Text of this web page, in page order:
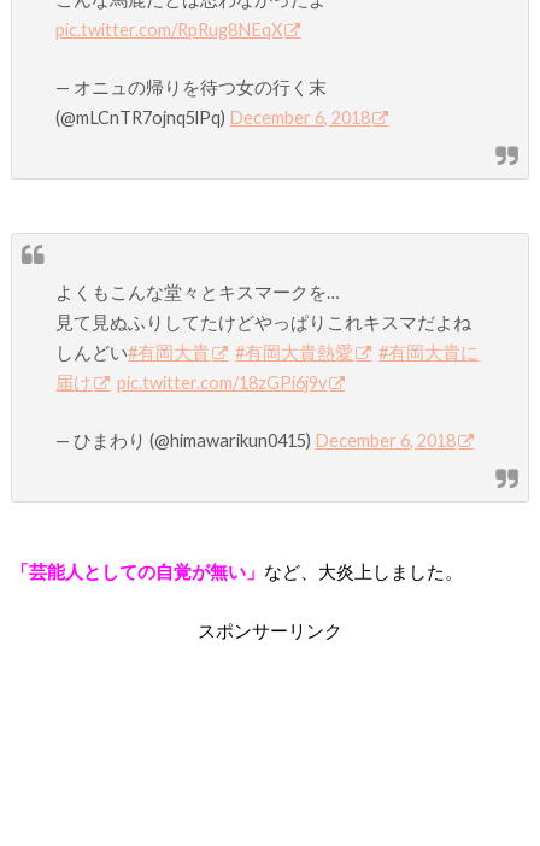
pic.twitter.com/RpRug8NEqX
— オニュの帰りを待つ女の行く末
(@mLCnTR7ojnq5lPq) December 6, 2018
よくもこんな堂々とキスマークを…
見て見ぬふりしてたけどやっぱりこれキスマだよね
しんどい#有岡大貴 #有岡大貴熱愛
#有岡大貴に
届け
pic.twitter.com/18zGPi6j9v
— ひまわり (@himawarikun0415) December 6, 2018
「芸能人としての自覚が無い」 など、大炎上しました。
スポンサーリンク